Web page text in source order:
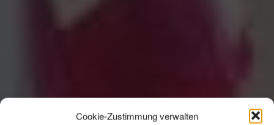
Cookie-Zustimmung verwalten